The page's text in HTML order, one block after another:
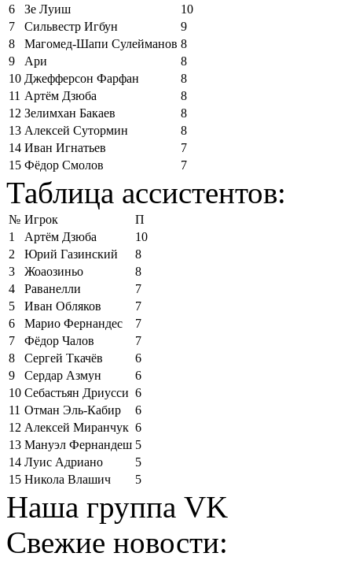
6
Зе Луиш
10
7
Сильвестр Игбун
9
8
Магомед-Шапи Сулейманов 8
9
Ари
8
10 Джефферсон Фарфан
8
11 Артём Дзюба
8
12 Зелимхан Бакаев
8
13 Алексей Сутормин
8
14 Иван Игнатьев
7
15 Фёдор Смолов 7
Таблица ассистентов:
№ Игрок
П
1
Артём Дзюба
10
2
Юрий Газинский
8
3
Жоаозиньо
8
4
Раванелли
7
5
Иван Обляков
7
6
Марио Фернандес
7
7
Фёдор Чалов
7
8
Сергей Ткачёв
6
9
Сердар Азмун
6
10 Себастьян Дриусси 6
11 Отман Эль-Кабир
6
12 Алексей Миранчук 6
13 Мануэл Фернандеш 5
14 Луис Адриано
5
15 Никола Влашич 5
Наша группа VK
Свежие новости: